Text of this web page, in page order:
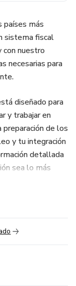
países más
sistema fiscal
nuestro
necesarias para
diseñado para
y trabajar en
de los
y tu integración
detallada
sea lo más
y trabajar en
al